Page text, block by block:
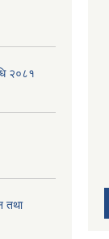
२०८१
तथा